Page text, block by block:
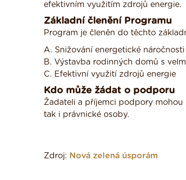
efektivním využitím zdrojů energie.
Základní členění Programu
Program je členěn do těchto
A. Snižování energetické
B. Výstavba rodinných domů s
C. Efektivní využití zdrojů energie
Kdo může žádat o podporu
Žadateli a příjemci podpory
tak i právnické osoby.
Zdroj: Nová zelená úsporám